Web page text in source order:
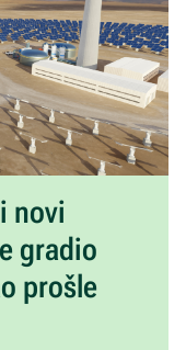
novi
gradio
prošle